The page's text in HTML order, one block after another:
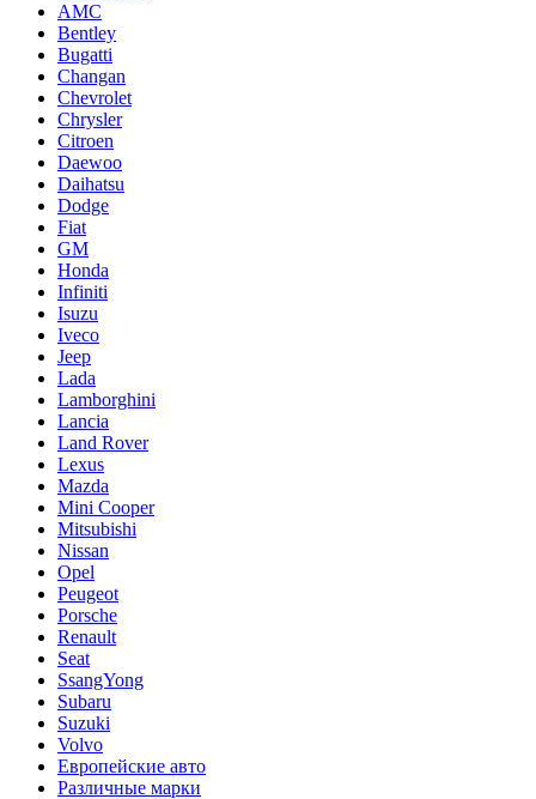
AMC
Bentley
Bugatti
Changan
Chevrolet
Chrysler
Citroen
Daewoo
Daihatsu
Dodge
Fiat
GM
Honda
Infiniti
Isuzu
Iveco
Jeep
Lada
Lamborghini
Lancia
Land Rover
Lexus
Mazda
Mini Cooper
Mitsubishi
Nissan
Opel
Peugeot
Porsche
Renault
Seat
SsangYong
Subaru
Suzuki
Volvo
Европейские авто
Различные марки